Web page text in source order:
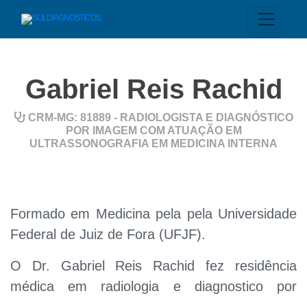
Gabriel Reis Rachid
CRM-MG: 81889 - RADIOLOGISTA E DIAGNÓSTICO
POR IMAGEM COM ATUAÇÃO EM
ULTRASSONOGRAFIA EM MEDICINA INTERNA
Formado em Medicina pela pela Universidade
Federal de Juiz de Fora (UFJF).
O Dr. Gabriel Reis Rachid fez residência
médica em radiologia e diagnostico por